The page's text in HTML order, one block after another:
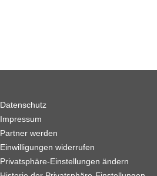
Datenschutz
Impressum
Partner werden
Einwilligungen widerrufen
Privatsphäre-Einstellungen ändern